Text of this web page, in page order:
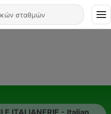
E ITALIANERIE - Italian